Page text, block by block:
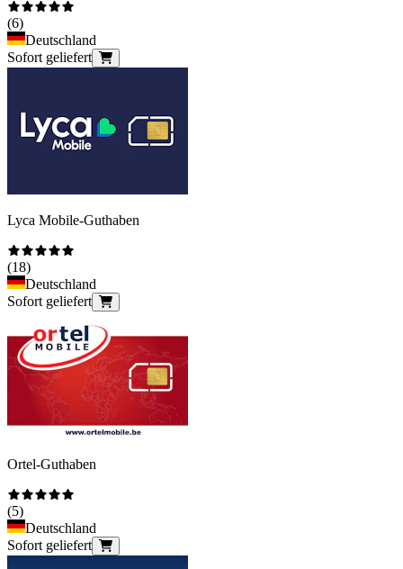
(6)
Deutschland
Sofort geliefert
Lyca Mobile-Guthaben
(18)
Deutschland
Sofort geliefert
Ortel-Guthaben
(5)
Deutschland
Sofort geliefert